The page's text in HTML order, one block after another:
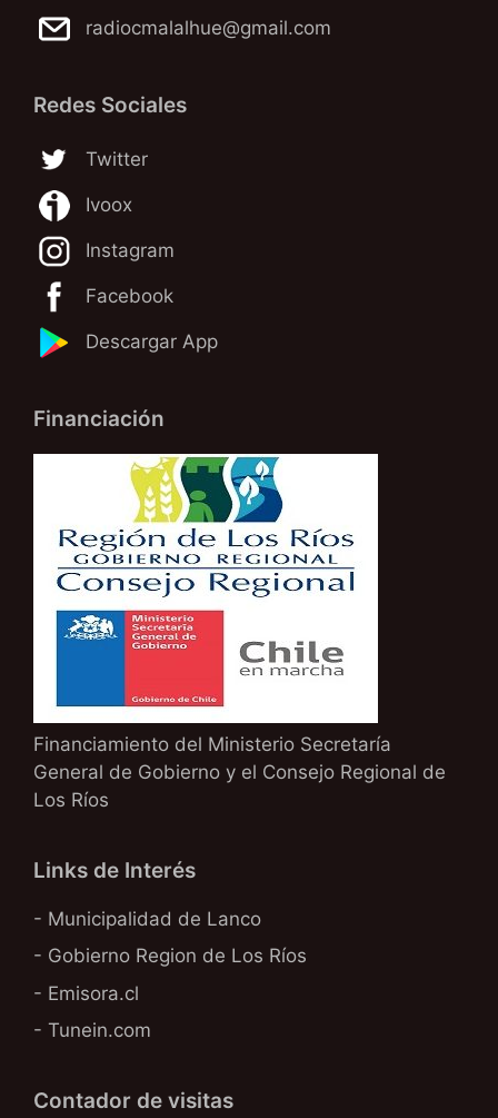
radiocmalalhue@gmail.com
Redes Sociales
Twitter
Ivoox
Instagram
Facebook
Descargar App
Financiación
Financiamiento del Ministerio Secretaría
General de Gobierno y el Consejo Regional de
Los Ríos
Links de Interés
- Municipalidad de Lanco
- Gobierno Region de Los Ríos
- Emisora.cl
- Tunein.com
Contador de visitas